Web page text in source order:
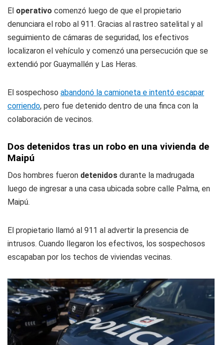
El operativo comenzó luego de que el propietario
denunciara el robo al 911. Gracias al rastreo satelital y al
seguimiento de cámaras de seguridad, los efectivos
localizaron el vehículo y comenzó una persecución que se
extendió por Guaymallén y Las Heras.
El sospechoso abandonó la camioneta e intentó escapar
corriendo, pero fue detenido dentro de una finca con la
colaboración de vecinos.
Dos detenidos tras un robo en una vivienda de
Maipú
Dos hombres fueron detenidos durante la madrugada
luego de ingresar a una casa ubicada sobre calle Palma, en
Maipú.
El propietario llamó al 911 al advertir la presencia de
intrusos. Cuando llegaron los efectivos, los sospechosos
escapaban por los techos de viviendas vecinas.